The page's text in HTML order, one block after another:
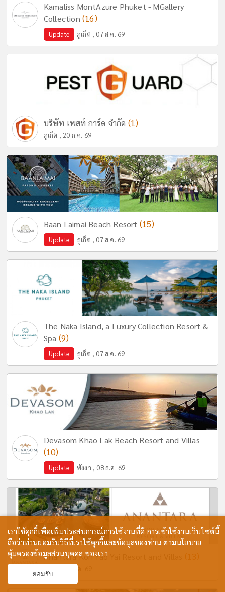
Kamaliss MontAzure Phuket - MGallery
Collection (16)
Update ภูเก็ต , 07 ส.ค. 69
บริษัท เพสท์ การ์ด จำกัด (1)
ภูเก็ต , 20 ก.ค. 69
Baan Laimai Beach Resort (15)
Update ภูเก็ต , 07 ส.ค. 69
The Naka Island, a Luxury Collection Resort &
Spa (9)
Update ภูเก็ต , 07 ส.ค. 69
Devasom Khao Lak Beach Resort and Villas
(10)
Update พังงา , 08 ส.ค. 69
Anantara Koh Yao Yai Resort and Villas (13)
พังงา , 28 ก.ค. 69
เราใช้คุกกี้เพื่อเพิ่มประสบการณ์การใช้งานที่ดี การเข้าใช้งานเว็บไซต์นี้
ถือว่าท่านยอมรับวิธีที่เราใช้คุกกี้และข้อมูลของท่านตามนโยบาย
คุ้มครองข้อมูลส่วนบุคคล ของเรา
ยอมรับ